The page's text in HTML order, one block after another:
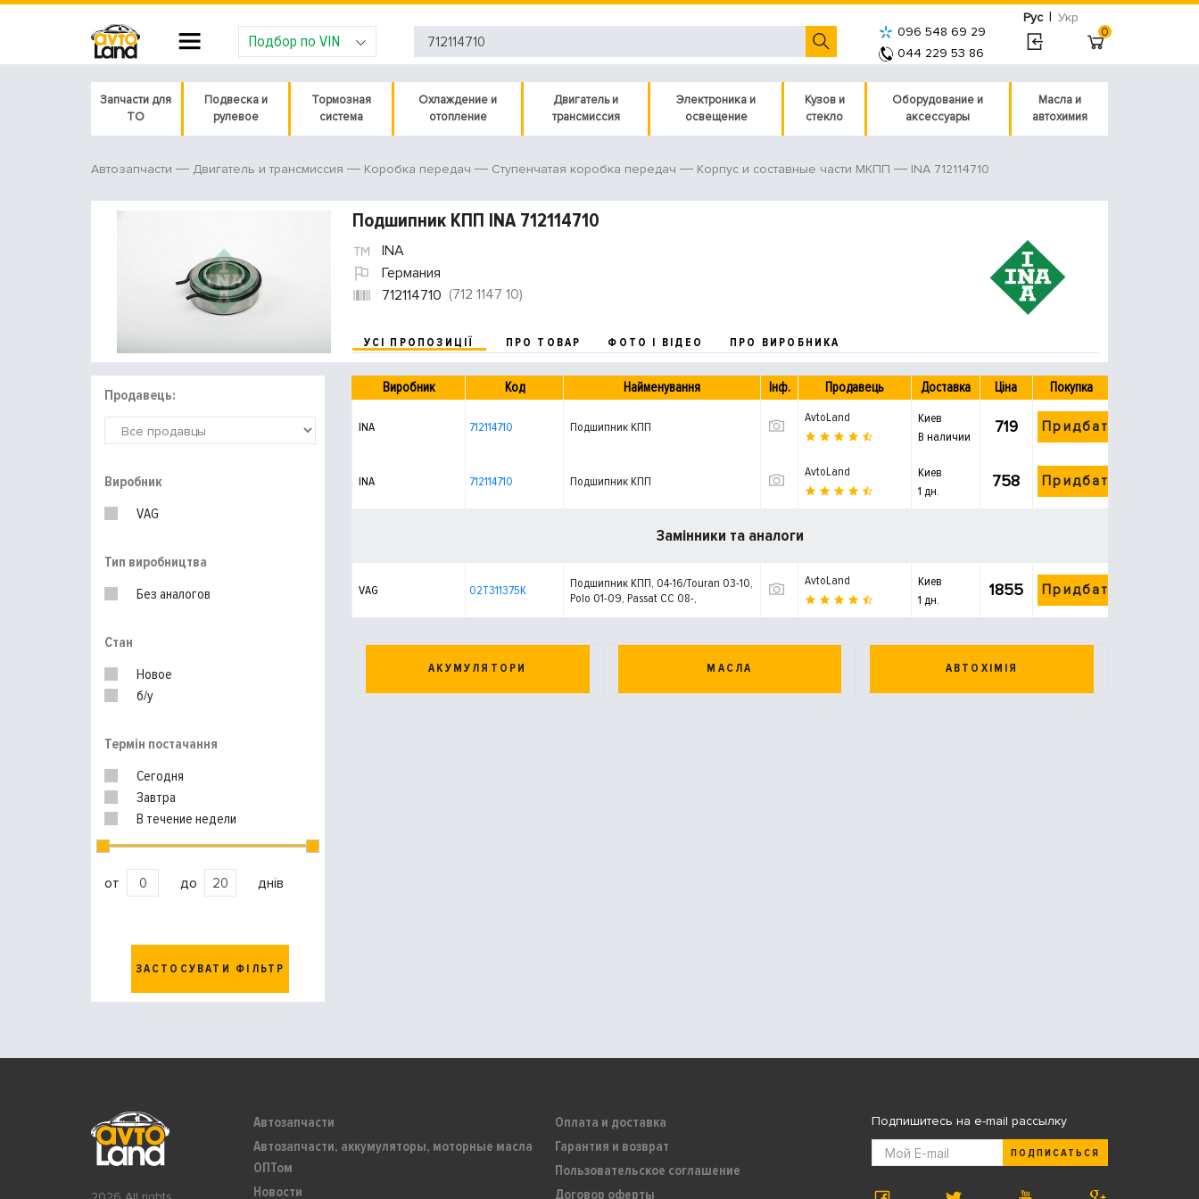
Рус | Укр
Подбор по VIN
096 548 69 29
044 229 53 86
0
Запчасти для
ТО
Подвеска и
рулевое
Тормозная
система
Охлаждение и
отопление
Двигатель и
трансмиссия
Электроника и
освещение
Кузов и
стекло
Оборудование и
аксессуары
Масла и
автохимия
Автозапчасти Двигатель и трансмиссия Коробка передач Ступенчатая коробка передач Корпус и составные части МКПП INA 712114710
Подшипник КПП INA 712114710
INA
Германия
712114710 (712 1147 10)
УСІ ПРОПОЗИЦІЇ ПРО ТОВАР ФОТО І ВІДЕО ПРО ВИРОБНИКА
Продавець:
Виробник
VAG
Тип виробництва
Без аналогов
Стан
Новое
б/у
Термін постачання
Сегодня
Завтра
В течение недели
от до днів
ЗАСТОСУВАТИ ФІЛЬТР
Виробник Код Найменування Інф. Продавець Доставка Ціна Покупка
INA 712114710 Подшипник КПП
AvtoLand
Киев
В наличии
719 Придбати
INA 712114710 Подшипник КПП
AvtoLand
Киев
1 дн.
758 Придбати
Замінники та аналоги
VAG 02T311375K
Подшипник КПП, 04-16/Touran 03-10,
Polo 01-09, Passat CC 08-,
AvtoLand
Киев
1 дн.
1855 Придбати
АКУМУЛЯТОРИ МАСЛА АВТОХІМІЯ
Автозапчасти
Автозапчасти, аккумуляторы, моторные масла
ОПТом
Новости
Оплата и доставка
Гарантия и возврат
Пользовательское соглашение
Договор оферты
Подпишитесь на e-mail рассылку
ПОДПИСАТЬСЯ